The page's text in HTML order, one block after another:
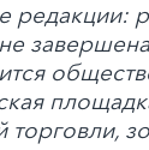
редакции:
торговли,